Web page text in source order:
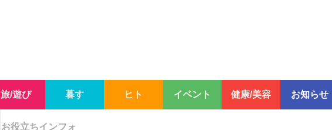
旅/遊び 暮す ヒト イベント 健康/美容 お知らせ
お役立ちインフォ